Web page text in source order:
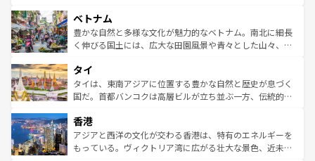
参照してほしい。
容にもいいと評判のスイーツなど、バラエティ豊かな料理
が味わえる。 なお、新着の台湾情報は コンテンツ一覧を参
照してほしい。
き、地方に足を延ばせば四季折々の自然美を楽しむことが
できる。そして、キムチや焼肉、絶品のストリートフード
まで、さまざまな韓国料理が待っている。夜には、韓国な
リティに包まれながら、韓国の多彩な魅力を心ゆくまで味
わってみてほしい。 なお、新着の韓国情報はコンテンツ一
覧を参照してほしい。
ベトナム
豊かな自然と多様な文化が魅力的なベトナム。南北に細長
く伸びる国土には、広大な田園風景や青々とした山々、世
急速な発展と共に伝統が息づく。ハノイの古い町並みやホ
ーチミン市のフランス統治時代の建物も、独特の雰囲気を
醸し出している。また、バラエティの豊かさとおいしさで
とつ。フォーやバインミー、ベトナムコーヒーなどは、ぜ
ひ現地で味わいたい。どの地域を訪れてもあたたかい人々
が旅行者を迎えてくれるので、きっと忘れられない旅にな
タイ
タイは、東南アジアに位置する豊かな自然と歴史が息づく
国だ。首都バンコクは高層ビルが立ち並ぶ一方、伝統的な
の活気が交差している。北部ではチェンマイなどの山岳地
帯で自然と触れ合い、南部ではプーケットやクラビの美し
いビーチでリゾート気分を楽しむことができる。タイ料理
香港
アジアと西洋の文化が交わる香港は、特有のエネルギーを
もっている。ヴィクトリア湾に広がる壮大な景色、近未来